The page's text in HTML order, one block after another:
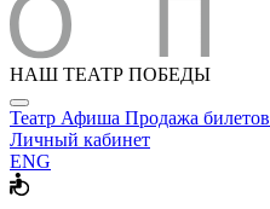
НАШ ТЕАТР ПОБЕДЫ
Театр Афиша Продажа билетов
Личный кабинет
ENG